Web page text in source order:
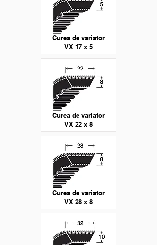
Curea de variator
VX 17 x 5
Curea de variator
VX 22 x 8
Curea de variator
VX 28 x 8